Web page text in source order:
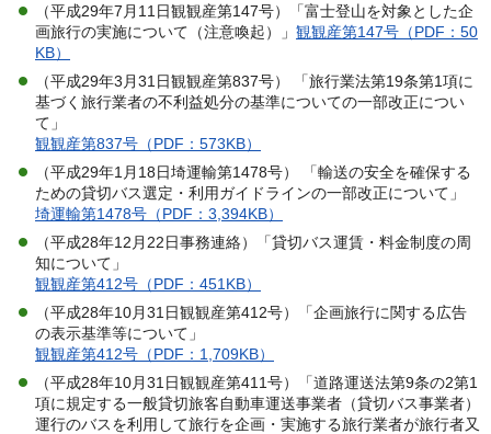
（平成29年7月11日観観産第147号）「富士登山を対象とした企
画旅行の実施について（注意喚起）」 観観産第147号（PDF：50
KB）
（平成29年3月31日観観産第837号） 「旅行業法第19条第1項に
基づく旅行業者の不利益処分の基準についての一部改正につい
て」
観観産第837号（PDF：573KB）
（平成29年1月18日埼運輸第1478号） 「輸送の安全を確保する
ための貸切バス選定・利用ガイドラインの一部改正について」
埼運輸第1478号（PDF：3,394KB）
（平成28年12月22日事務連絡）「貸切バス運賃・料金制度の周
知について」
観観産第412号（PDF：451KB）
（平成28年10月31日観観産第412号）「企画旅行に関する広告
の表示基準等について」
観観産第412号（PDF：1,709KB）
（平成28年10月31日観観産第411号）「道路運送法第9条の2第1
項に規定する一般貸切旅客自動車運送事業者（貸切バス事業者）
運行のバスを利用して旅行を企画・実施する旅行業者が旅行者又